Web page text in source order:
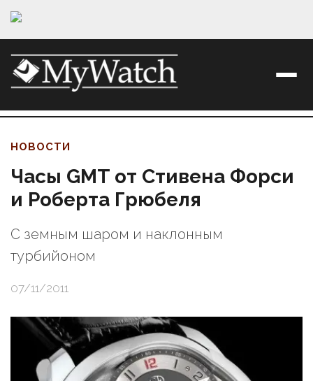
НОВОСТИ
Часы GMT от Стивена Форси
и Роберта Грюбеля
C земным шаром и наклонным
турбийоном
07/11/2011